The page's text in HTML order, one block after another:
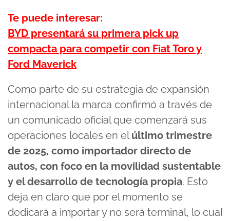
Te puede interesar:
BYD presentará su primera pick up
compacta para competir con Fiat Toro y
Ford Maverick
Como parte de su estrategia de expansión
internacional la marca confirmó a través de
un comunicado oficial que comenzará sus
operaciones locales en elúltimo trimestre
de 2025, como importador directo de
autos, con foco en la movilidad sustentable
y el desarrollo de tecnología propia. Esto
deja en claro que por el momento se
dedicará a importar y no será terminal, lo cual